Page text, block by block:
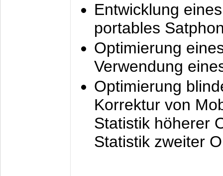
Entwicklung
portables
Optimierung
Verwendung
Optimierung
Korrektur von
Statistik höherer
Statistik zweiter